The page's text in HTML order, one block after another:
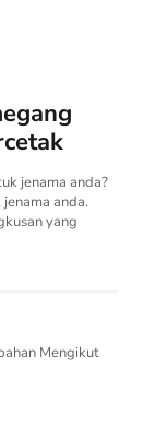
jenama anda?
anda.
yang
Mengikut